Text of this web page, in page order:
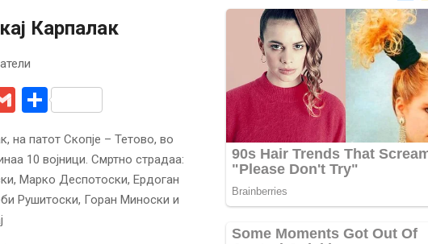
Карпалак
GmailShare
на патот Скопје – Тетово, во
10 војници. Смртно страдаа:
Марко Деспотоски, Ердоган
Рушитоски, Горан Миноски и